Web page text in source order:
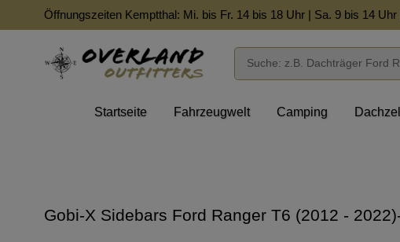
Öffnungszeiten Kemptthal: Mi. bis Fr. 14 bis 18 Uhr | Sa. 9 bis 14 Uhr
Startseite Fahrzeugwelt Camping
Gobi-X Sidebars Ford Ranger T6 (2012 -